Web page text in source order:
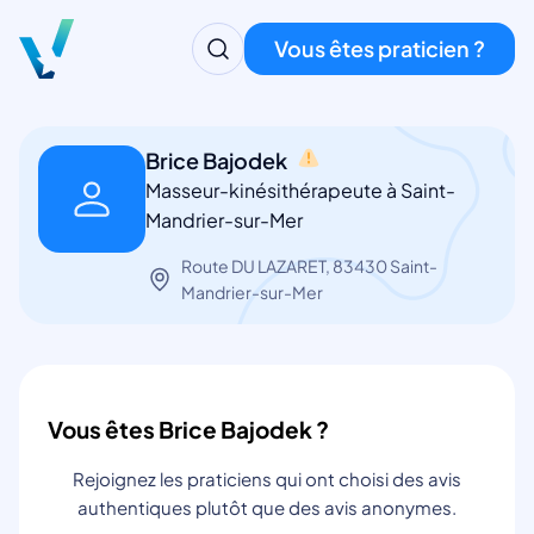
Vous êtes praticien ?
Brice Bajodek
Masseur-kinésithérapeute à Saint-
Mandrier-sur-Mer
Route DU LAZARET, 83430 Saint-
Mandrier-sur-Mer
Vous êtes Brice Bajodek ?
Rejoignez les praticiens qui ont choisi des avis
authentiques plutôt que des avis anonymes.